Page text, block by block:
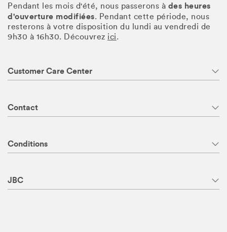
Pendant les mois d'été, nous passerons à des heures
d'ouverture modifiées. Pendant cette période, nous
resterons à votre disposition du lundi au vendredi de
9h30 à 16h30. Découvrez ici.
Customer Care Center
Contact
Conditions
JBC